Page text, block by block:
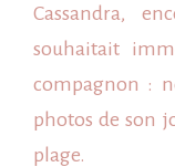
Cassandra,
souhaitait
compagnon :
photos de son
plage.